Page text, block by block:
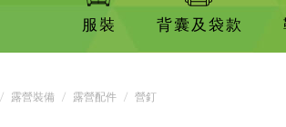
服裝 背囊及袋款
露營裝備 露營配件 營釘